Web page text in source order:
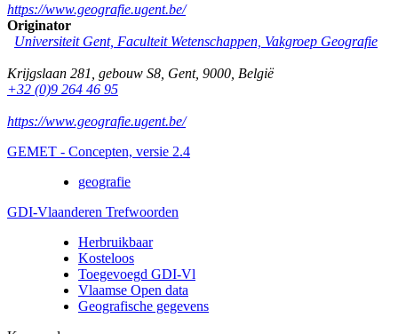
https://www.geografie.ugent.be/
Originator
Universiteit Gent, Faculteit Wetenschappen, Vakgroep Geografie
Krijgslaan 281, gebouw S8 Gent, 9000 België
+32 (0)9 264 46 95
https://www.geografie.ugent.be/
GEMET - Concepten, versie 2.4
geografie
GDI-Vlaanderen Trefwoorden
Herbruikbaar
Kosteloos
Toegevoegd GDI-Vl
Vlaamse Open data
Geografische gegevens